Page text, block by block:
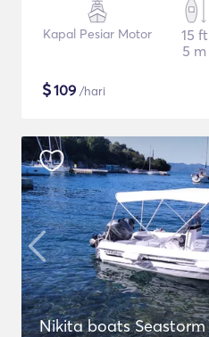
Kapal Pesiar Motor
15 ft
5 m
$109 /hari
Nikita boats Seastorm